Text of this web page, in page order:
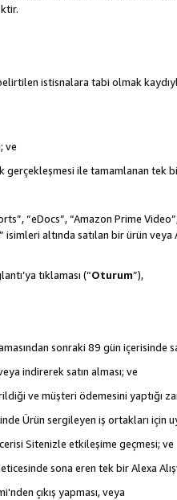
istisnalara tabi olmak
ve
gerçekleşmesi ile tamamlanan tek
“eDocs”, “Amazon Prime
altında satılan bir ürün veya
tıklaması (“Oturum”),
sonraki 89 gün içerisinde
indirerek satın alması; ve
ve müşteri ödemesini yaptığı
Ürün sergileyen iş ortakları için
Sitenizle etkileşime geçmesi; ve
sona eren tek bir Alexa
çıkış yapması, veya